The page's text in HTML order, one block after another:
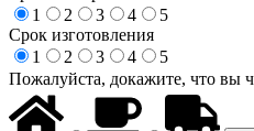
1
2 3 4
5
Срок изготовления
1
2 3 4
5
Пожалуйста, докажите, что вы